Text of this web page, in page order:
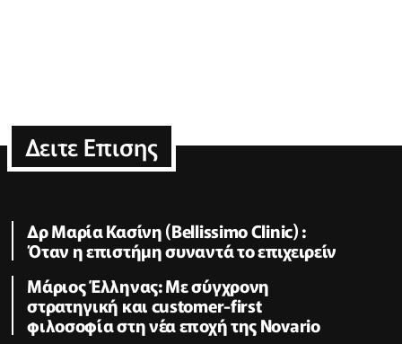
Δειτε Επισης
Δρ Μαρία Κασίνη (Bellissimo Clinic) :
Όταν η επιστήμη συναντά το επιχειρείν
Μάριος Έλληνας: Με σύγχρονη
στρατηγική και customer-first
φιλοσοφία στη νέα εποχή της Novario